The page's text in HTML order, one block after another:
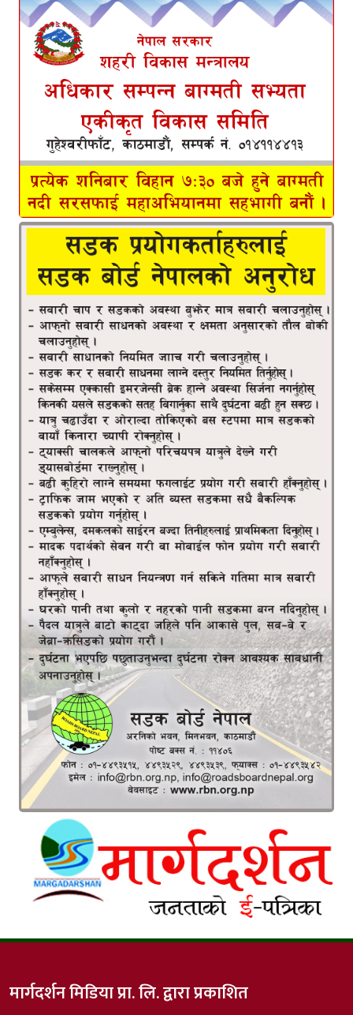
मार्गदर्शन मिडिया प्रा. लि. द्वारा प्रकाशित